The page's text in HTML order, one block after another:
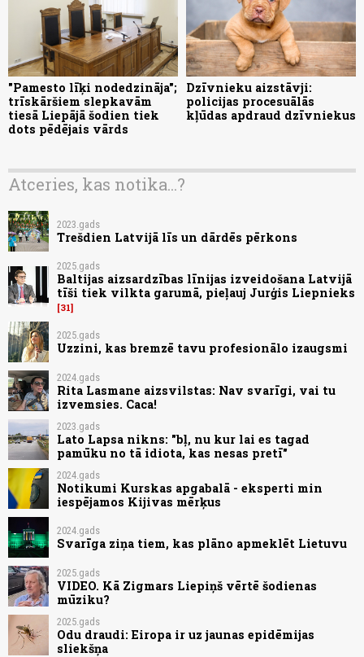
"Pamesto līķi nodedzināja";
trīskāršiem slepkavām
tiesā Liepājā šodien tiek
dots pēdējais vārds
Dzīvnieku aizstāvji:
policijas procesuālās
kļūdas apdraud dzīvniekus
Atceries, kas notika...?
2023.gads
Trešdien Latvijā līs un dārdēs pērkons
2025.gads
Baltijas aizsardzības līnijas izveidošana Latvijā
tīši tiek vilkta garumā, pieļauj Jurģis Liepnieks
31
2025.gads
Uzzini, kas bremzē tavu profesionālo izaugsmi
2024.gads
Rita Lasmane aizsvilstas: Nav svarīgi, vai tu
izvemsies. Caca!
2023.gads
Lato Lapsa nikns: "bļ, nu kur lai es tagad
pamūku no tā idiota, kas nesas pretī"
2024.gads
Notikumi Kurskas apgabalā - eksperti min
iespējamos Kijivas mērķus
2024.gads
Svarīga ziņa tiem, kas plāno apmeklēt Lietuvu
2025.gads
VIDEO. Kā Zigmars Liepiņš vērtē šodienas
mūziku?
2025.gads
Odu draudi: Eiropa ir uz jaunas epidēmijas
sliekšņa